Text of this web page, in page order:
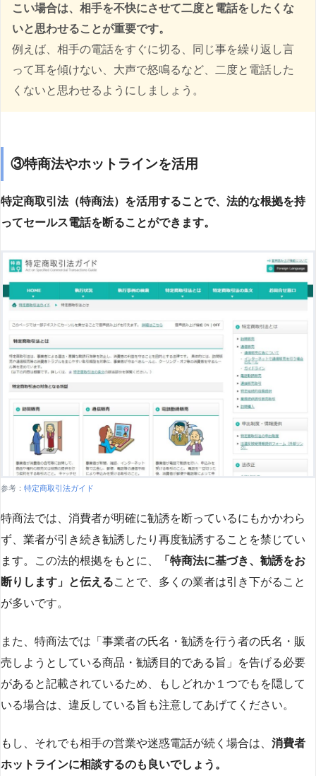
こい場合は、相手を不快にさせて二度と電話をしたくな
いと思わせることが重要です。
例えば、相手の電話をすぐに切る、同じ事を繰り返し言
って耳を傾けない、大声で怒鳴るなど、二度と電話した
くないと思わせるようにしましょう。
③特商法やホットラインを活用
特定商取引法（特商法）を活用することで、法的な根拠を持
ってセールス電話を断ることができます。
参考： 特定商取引法ガイド
特商法では、消費者が明確に勧誘を断っているにもかかわら
ず、業者が引き続き勧誘したり再度勧誘することを禁じてい
ます。この法的根拠をもとに、
「特商法に基づき、勧誘をお
断りします」と伝えることで、多くの業者は引き下がること
が多いです​​。
また、特商法では「事業者の氏名・勧誘を行う者の氏名・販
売しようとしている商品・勧誘目的である旨」を告げる必要
があると記載されているため、もしどれか１つでもを隠して
いる場合は、違反している旨も注意してあげてください。
もし、それでも相手の営業や迷惑電話が続く場合は、 消費者
ホットラインに相談するのも良いでしょう。